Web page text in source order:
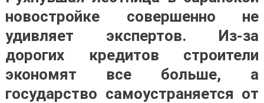
новостройке совершенно не
удивляет экспертов. Из-за
дорогих кредитов строители
экономят все больше, а
государство самоустраняется от